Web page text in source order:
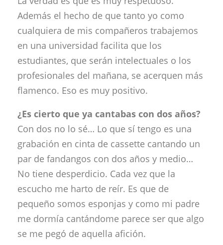
Además el hecho de que tanto yo como
cualquiera de mis compañeros trabajemos
en una universidad facilita que los
estudiantes, que serán intelectuales o los
profesionales del mañana, se acerquen más
flamenco. Eso es muy positivo.
¿Es cierto que ya cantabas con dos años?
Con dos no lo sé… Lo que sí tengo es una
grabación en cinta de cassette cantando un
par de fandangos con dos años y medio…
No tiene desperdicio. Cada vez que la
escucho me harto de reír. Es que de
pequeño somos esponjas y como mi padre
me dormía cantándome parece ser que algo
se me pegó de aquella afición.